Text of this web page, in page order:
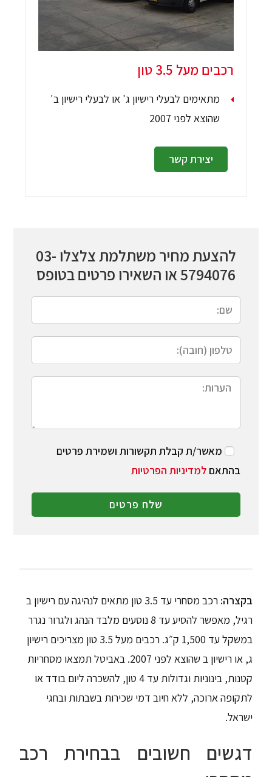
רכבים מעל 3.5 טון
מתאימים לבעלי רישיון ג' או לבעלי רישיון ב'
שהוצא לפני 2007
יצירת קשר
להצעת מחיר משתלמת צלצלו 03-
5794076או השאירו פרטים בטופס
מאשר/ת קבלת תקשורות ושמירת פרטים
בהתאםלמדיניות הפרטיות
שלח פרטים
בקצרה:
רכב מסחרי עד 3.5 טון מתאים לנהיגה עם רישיון ב
רגיל, מאפשר להסיע עד 8 נוסעים מלבד הנהג ולגרור נגרר
במשקל עד 1,500 ק״ג. רכבים מעל 3.5 טון מצריכים רישיון
ג, או רישיון ב שהוצא לפני 2007. באביטל תמצאו מסחריות
קטנות, בינוניות וגדולות עד 4 טון, להשכרה ליום בודד או
לתקופה ארוכה, ללא חיוב דמי שכירות בשבתות ובחגי
ישראל.
דגשים חשובים בבחירת רכב